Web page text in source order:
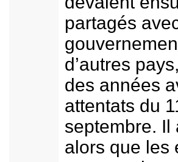
partagés
d’autres
des années
attentats du
septembre. Il
alors que les